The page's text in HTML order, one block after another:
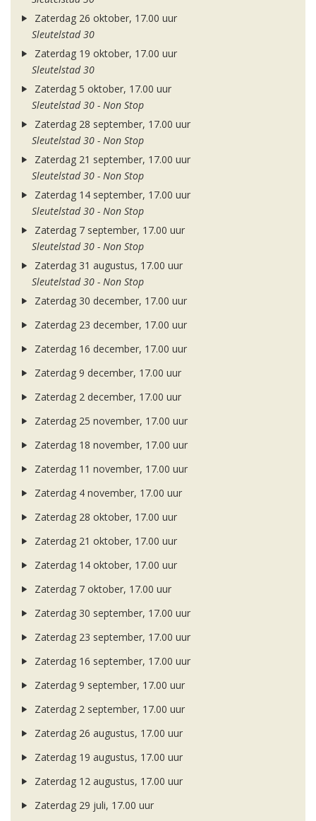
Zaterdag 26 oktober, 17.00 uur
Sleutelstad 30
Zaterdag 19 oktober, 17.00 uur
Sleutelstad 30
Zaterdag 5 oktober, 17.00 uur
Sleutelstad 30 - Non Stop
Zaterdag 28 september, 17.00 uur
Sleutelstad 30 - Non Stop
Zaterdag 21 september, 17.00 uur
Sleutelstad 30 - Non Stop
Zaterdag 14 september, 17.00 uur
Sleutelstad 30 - Non Stop
Zaterdag 7 september, 17.00 uur
Sleutelstad 30 - Non Stop
Zaterdag 31 augustus, 17.00 uur
Sleutelstad 30 - Non Stop
Zaterdag 30 december, 17.00 uur
Zaterdag 23 december, 17.00 uur
Zaterdag 16 december, 17.00 uur
Zaterdag 9 december, 17.00 uur
Zaterdag 2 december, 17.00 uur
Zaterdag 25 november, 17.00 uur
Zaterdag 18 november, 17.00 uur
Zaterdag 11 november, 17.00 uur
Zaterdag 4 november, 17.00 uur
Zaterdag 28 oktober, 17.00 uur
Zaterdag 21 oktober, 17.00 uur
Zaterdag 14 oktober, 17.00 uur
Zaterdag 7 oktober, 17.00 uur
Zaterdag 30 september, 17.00 uur
Zaterdag 23 september, 17.00 uur
Zaterdag 16 september, 17.00 uur
Zaterdag 9 september, 17.00 uur
Zaterdag 2 september, 17.00 uur
Zaterdag 26 augustus, 17.00 uur
Zaterdag 19 augustus, 17.00 uur
Zaterdag 12 augustus, 17.00 uur
Zaterdag 29 juli, 17.00 uur